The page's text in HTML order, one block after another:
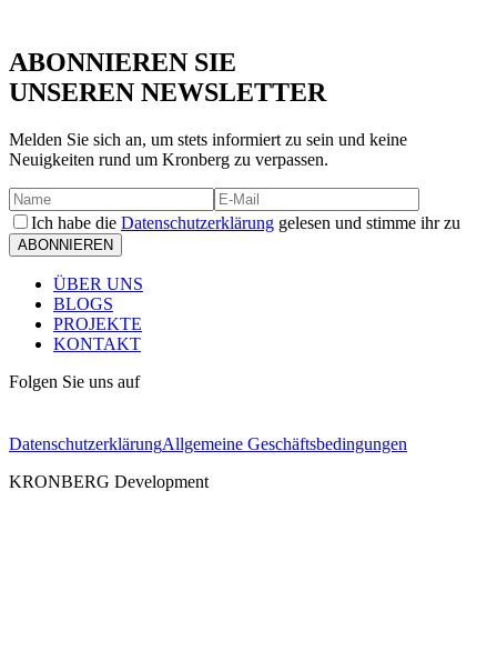
ABONNIEREN SIE
UNSEREN NEWSLETTER
Melden Sie sich an, um stets informiert zu sein und keine
Neuigkeiten rund um Kronberg zu verpassen.
Ich habe die Datenschutzerklärung gelesen und stimme ihr zu
ABONNIEREN
ÜBER UNS
BLOGS
PROJEKTE
KONTAKT
Folgen Sie uns auf
DatenschutzerklärungAllgemeine Geschäftsbedingungen
KRONBERG Development